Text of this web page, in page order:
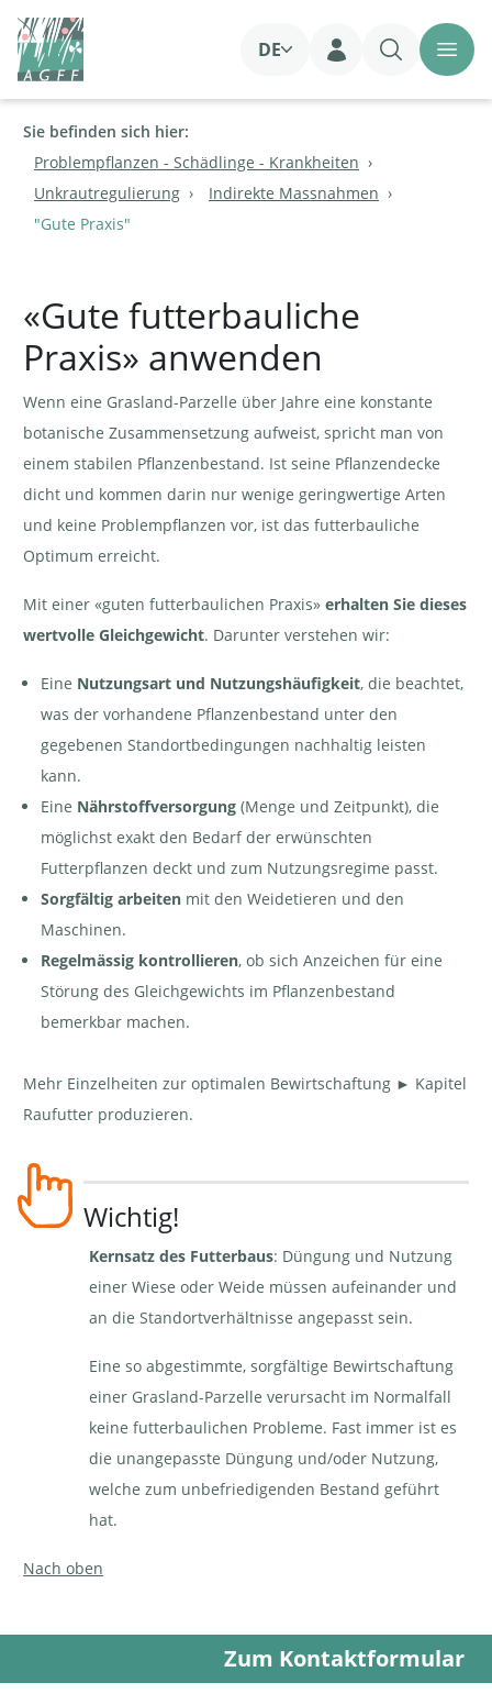
DE
Login
Sie befinden sich hier:
Problempflanzen - Schädlinge - Krankheiten
Unkrautregulierung
Indirekte Massnahmen
"Gute Praxis"
«Gute futterbauliche
Praxis» anwenden
Wenn eine Grasland-Parzelle über Jahre eine konstante
botanische Zusammensetzung aufweist, spricht man von
einem stabilen Pflanzenbestand. Ist seine Pflanzendecke
dicht und kommen darin nur wenige geringwertige Arten
und keine Problempflanzen vor, ist das futterbauliche
Optimum erreicht.
Mit einer «guten futterbaulichen Praxis» erhalten Sie dieses
wertvolle Gleichgewicht. Darunter verstehen wir:
Eine Nutzungsart und Nutzungshäufigkeit, die beachtet,
was der vorhandene Pflanzenbestand unter den
gegebenen Standortbedingungen nachhaltig leisten
kann.
Eine Nährstoffversorgung (Menge und Zeitpunkt), die
möglichst exakt den Bedarf der erwünschten
Futterpflanzen deckt und zum Nutzungsregime passt.
Sorgfältig arbeiten mit den Weidetieren und den
Maschinen.
Regelmässig kontrollieren, ob sich Anzeichen für eine
Störung des Gleichgewichts im Pflanzenbestand
bemerkbar machen.
Mehr Einzelheiten zur optimalen Bewirtschaftung ► Kapitel
Raufutter produzieren.
Wichtig!
Kernsatz des Futterbaus: Düngung und Nutzung
einer Wiese oder Weide müssen aufeinander und
an die Standortverhältnisse angepasst sein.
Eine so abgestimmte, sorgfältige Bewirtschaftung
einer Grasland-Parzelle verursacht im Normalfall
keine futterbaulichen Probleme. Fast immer ist es
die unangepasste Düngung und/oder Nutzung,
welche zum unbefriedigenden Bestand geführt
hat.
Nach oben
Zum Kontaktformular